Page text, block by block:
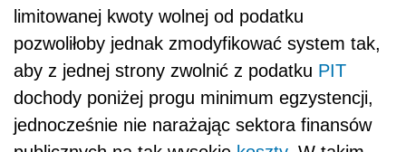
limitowanej kwoty wolnej od podatku
pozwoliłoby jednak zmodyfikować system tak,
aby z jednej strony zwolnić z podatku PIT
dochody poniżej progu minimum egzystencji,
jednocześnie nie narażając sektora finansów